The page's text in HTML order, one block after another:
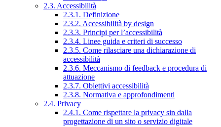
2.3. Accessibilità
2.3.1. Definizione
2.3.2. Accessibilità by design
2.3.3. Principi per l’accessibilità
2.3.4. Linee guida e criteri di successo
2.3.5. Come rilasciare una dichiarazione di
accessibilità
2.3.6. Meccanismo di feedback e procedura di
attuazione
2.3.7. Obiettivi accessibilità
2.3.8. Normativa e approfondimenti
2.4. Privacy
2.4.1. Come rispettare la privacy sin dalla
progettazione di un sito o servizio digitale